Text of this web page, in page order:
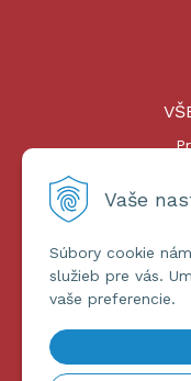
Vaše
Súbory cookie
služieb pre vás.
vaše preferencie.